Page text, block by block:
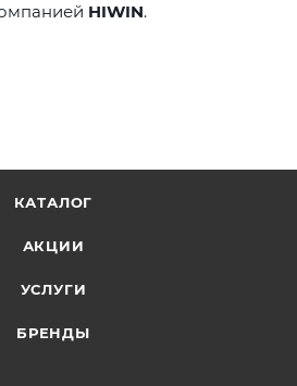
HIWIN.
КАТАЛОГ
АКЦИИ
УСЛУГИ
БРЕНДЫ